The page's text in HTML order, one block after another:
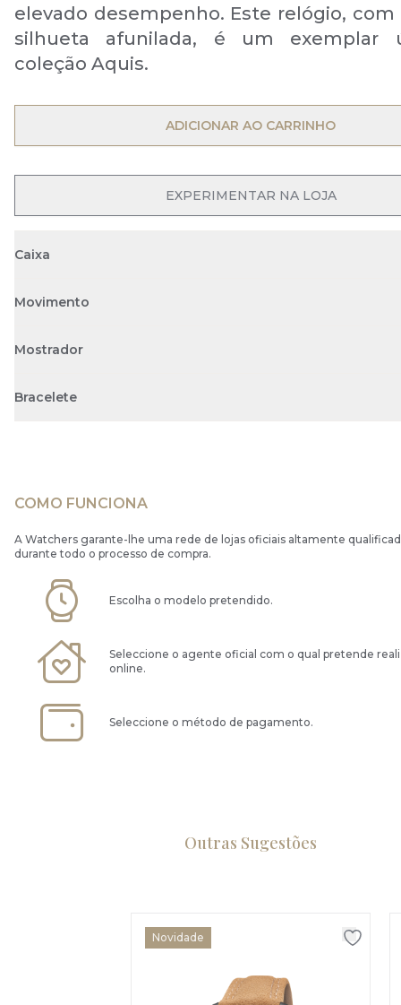
elevado desempenho. Este relógio, com
silhueta afunilada, é um exemplar
coleção Aquis.
OPEN MENU
ADICIONAR AO CARRINHO
OPEN MENU
EXPERIMENTAR NA LOJA
Caixa
Movimento
Mostrador
Bracelete
COMO FUNCIONA
A Watchers garante-lhe uma rede de lojas oficiais altamente
durante todo o processo de compra.
Escolha o modelo pretendido.
Seleccione o agente oficial com o qual pretende
online.
Seleccione o método de pagamento.
Outras Sugestões
Novidade